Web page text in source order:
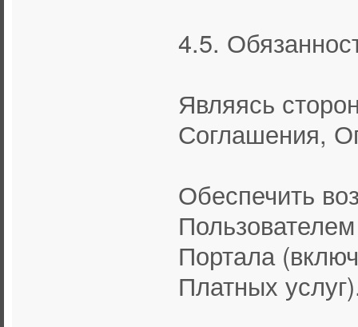
4.5.
Являясь
Соглашения,
Обеспечить
Портала
Платных